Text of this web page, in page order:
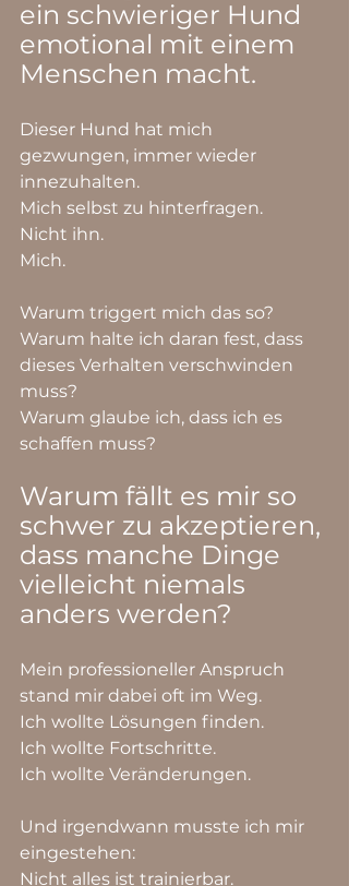
ein schwieriger Hund
emotional mit einem
Menschen macht.
Dieser Hund hat mich
gezwungen, immer wieder
innezuhalten.
Mich selbst zu hinterfragen.
Nicht ihn.
Mich.
Warum triggert mich das so?
Warum halte ich daran fest, dass
dieses Verhalten verschwinden
muss?
Warum glaube ich, dass ich es
schaffen muss?
Warum fällt es mir so
schwer zu akzeptieren,
dass manche Dinge
vielleicht niemals
anders werden?
Mein professioneller Anspruch
stand mir dabei oft im Weg.
Ich wollte Lösungen finden.
Ich wollte Fortschritte.
Ich wollte Veränderungen.
Und irgendwann musste ich mir
eingestehen:
Nicht alles ist trainierbar.